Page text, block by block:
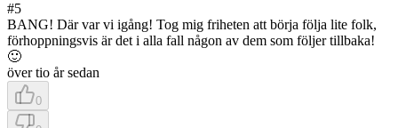
#5
BANG! Där var vi igång! Tog mig friheten att börja följa lite folk,
förhoppningsvis är det i alla fall någon av dem som följer tillbaka!
🙂
över tio år sedan
0